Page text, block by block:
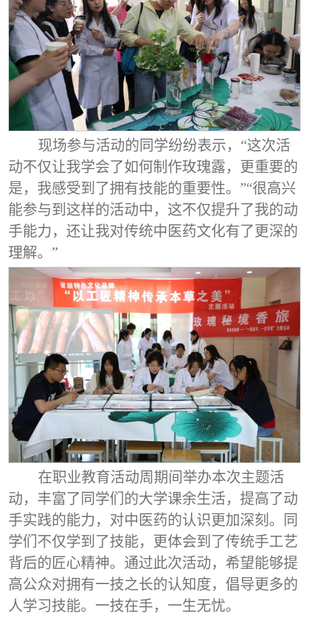
现场参与活动的同学纷纷表示，“这次活
动不仅让我学会了如何制作玫瑰露，更重要的
是，我感受到了拥有技能的重要性。”“很高兴
能参与到这样的活动中，这不仅提升了我的动
手能力，还让我对传统中医药文化有了更深的
理解。”
在职业教育活动周期间举办本次主题活
动，丰富了同学们的大学课余生活，提高了动
手实践的能力，对中医药的认识更加深刻。同
学们不仅学到了技能，更体会到了传统手工艺
背后的匠心精神。通过此次活动，希望能够提
高公众对拥有一技之长的认知度，倡导更多的
人学习技能。一技在手，一生无忧。